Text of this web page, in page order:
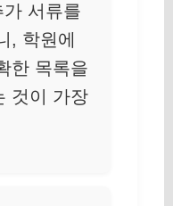
서류를
, 학원에
한 목록을
것이 가장